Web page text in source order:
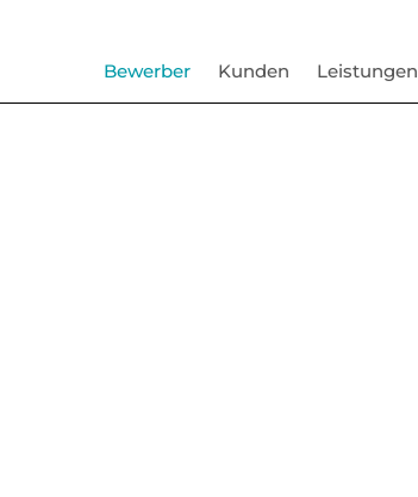
Bewerber Kunden Leistungen